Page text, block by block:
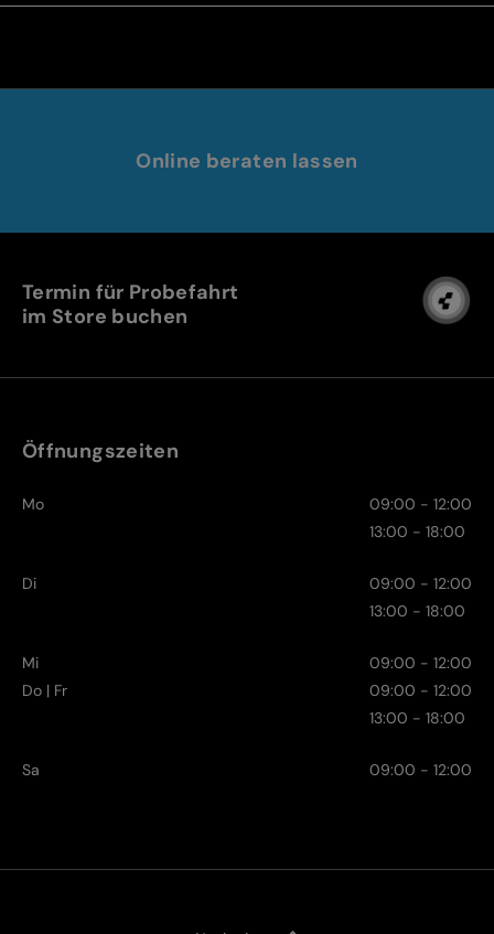
Online beraten lassen
Termin für Probefahrt
im Store buchen
Öffnungszeiten
Mo
09:00 - 12:00
13:00 - 18:00
Di
09:00 - 12:00
13:00 - 18:00
Mi
09:00 - 12:00
Do | Fr
09:00 - 12:00
13:00 - 18:00
Sa 09:00 - 12:00